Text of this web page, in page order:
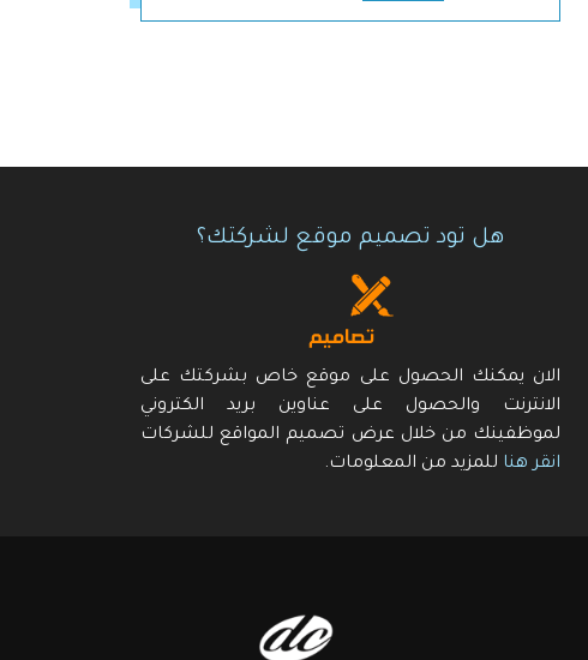
هل تود تصميم موقع لشركتك؟
الان يمكنك الحصول على موقع خاص بشركتك على
الانترنت والحصول على عناوين بريد الكتروني
لموظفينك من خلال عرض تصميم المواقع للشركات
انقر هنا للمزيد من المعلومات.